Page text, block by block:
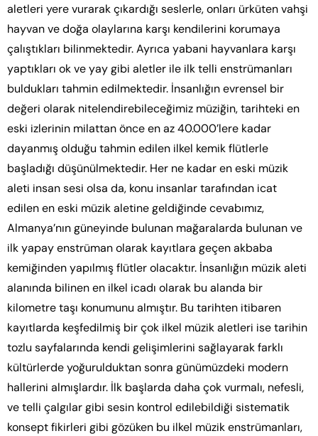
aletleri yere vurarak çıkardığı seslerle, onları ürküten vahşi
hayvan ve doğa olaylarına karşı kendilerini korumaya
çalıştıkları bilinmektedir. Ayrıca yabani hayvanlara karşı
yaptıkları ok ve yay gibi aletler ile ilk telli enstrümanları
buldukları tahmin edilmektedir. İnsanlığın evrensel bir
değeri olarak nitelendirebileceğimiz müziğin, tarihteki en
eski izlerinin milattan önce en az 40.000’lere kadar
dayanmış olduğu tahmin edilen ilkel kemik flütlerle
başladığı düşünülmektedir. Her ne kadar en eski müzik
aleti insan sesi olsa da, konu insanlar tarafından icat
edilen en eski müzik aletine geldiğinde cevabımız,
Almanya’nın güneyinde bulunan mağaralarda bulunan ve
ilk yapay enstrüman olarak kayıtlara geçen akbaba
kemiğinden yapılmış flütler olacaktır. İnsanlığın müzik aleti
alanında bilinen en ilkel icadı olarak bu alanda bir
kilometre taşı konumunu almıştır. Bu tarihten itibaren
kayıtlarda keşfedilmiş bir çok ilkel müzik aletleri ise tarihin
tozlu sayfalarında kendi gelişimlerini sağlayarak farklı
kültürlerde yoğurulduktan sonra günümüzdeki modern
hallerini almışlardır. İlk başlarda daha çok vurmalı, nefesli,
ve telli çalgılar gibi sesin kontrol edilebildiği sistematik
konsept fikirleri gibi gözüken bu ilkel müzik enstrümanları,